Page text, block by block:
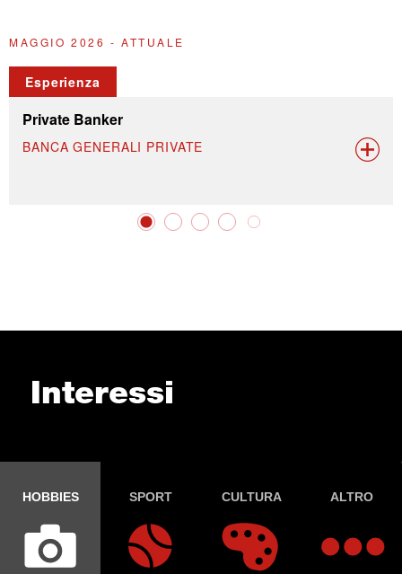
MAGGIO 2026 - ATTUALE
Esperienza
Private Banker
BANCA GENERALI PRIVATE
Interessi
HOBBIES SPORT CULTURA ALTRO